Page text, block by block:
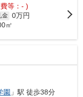
等：- )
金 0万円
㎡
園 」駅 徒歩38分